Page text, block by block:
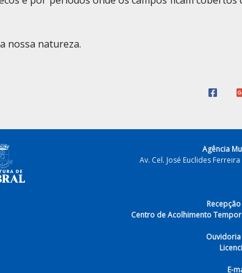
nossa natureza.
Agência
Av. Cel. José Euclides
Centro de Acolhimento
Ouvidoria
E-